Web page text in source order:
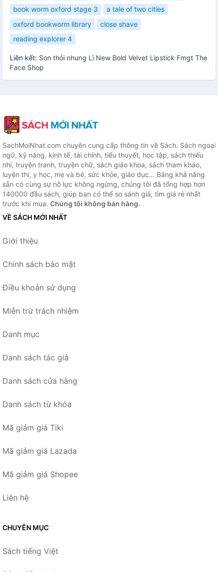
book worm oxford stage 3
a tale of two cities
oxford bookworm library
close shave
reading explorer 4
Liên kết: Son thỏi nhung Lì New Bold Velvet Lipstick Fmgt The
Face Shop
SachMoiNhat.com chuyên cung cấp thông tin về Sách. Sách ngoại
ngữ, kỹ năng, kinh tế, tài chính, tiểu thuyết, học tập, sách thiếu
nhi, truyện tranh, truyện chữ, sách giáo khoa, sách tham khảo,
luyện thi, y học, mẹ và bé, sức khỏe, giáo dục... Bằng khả năng
sẵn có cùng sự nỗ lực không ngừng, chúng tôi đã tổng hợp hơn
140000 đầu sách, giúp bạn có thể so sánh giá, tìm giá rẻ nhất
trước khi mua. Chúng tôi không bán hàng.
VỀ SÁCH MỚI NHẤT
Giới thiệu
Chính sách bảo mật
Điều khoản sử dụng
Miễn trừ trách nhiệm
Danh mục
Danh sách tác giả
Danh sách cửa hàng
Danh sách từ khóa
Mã giảm giá Tiki
Mã giảm giá Lazada
Mã giảm giá Shopee
Liên hệ
CHUYÊN MỤC
Sách tiếng Việt